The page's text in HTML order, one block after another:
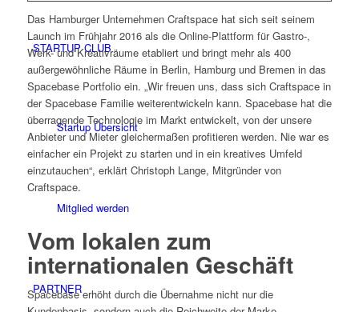
STARTUP CLUB
Startup Übersicht
Mitglied werden
PARTNER
Das Hamburger Unternehmen Craftspace hat sich seit seinem
Launch im Frühjahr 2016 als die Online-Plattform für Gastro-,
Werk- und Kreativräume etabliert und bringt mehr als 400
außergewöhnliche Räume in Berlin, Hamburg und Bremen in das
Spacebase Portfolio ein. „Wir freuen uns, dass sich Craftspace in
der Spacebase Familie weiterentwickeln kann. Spacebase hat die
überragende Technologie im Markt entwickelt, von der unsere
Anbieter und Mieter gleichermaßen profitieren werden. Nie war es
einfacher ein Projekt zu starten und in ein kreatives Umfeld
einzutauchen“, erklärt Christoph Lange, Mitgründer von
Craftspace.
Vom lokalen zum
internationalen Geschäft
Spacebase erhöht durch die Übernahme nicht nur die